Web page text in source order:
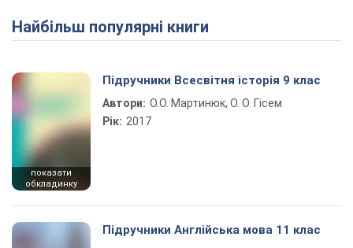
Найбільш популярні книги
показати
обкладинку
Підручники Всесвітня історія 9 клас
Автори: О.О. Мартинюк, О. О. Гісем
Рік: 2017
Підручники Англійська мова 11 клас